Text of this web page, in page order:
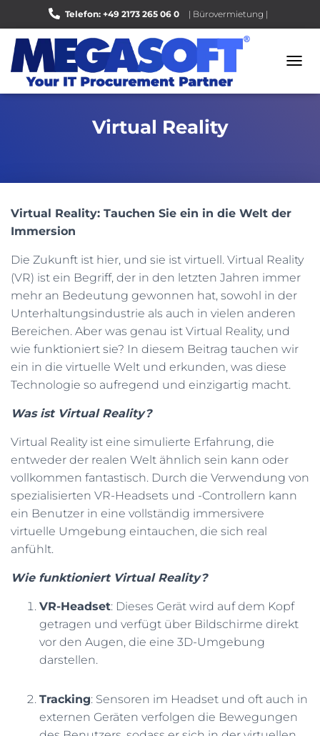
Telefon: +49 2173 265 06 0 | Bürovermietung |
Bewerten Sie uns auf Google |
O
H
A
T
E
Virtual Reality
Virtual Reality: Tauchen Sie ein in die Welt der
Immersion
Die Zukunft ist hier, und sie ist virtuell. Virtual Reality
(VR) ist ein Begriff, der in den letzten Jahren immer
mehr an Bedeutung gewonnen hat, sowohl in der
Unterhaltungsindustrie als auch in vielen anderen
Bereichen. Aber was genau ist Virtual Reality, und
wie funktioniert sie? In diesem Beitrag tauchen wir
ein in die virtuelle Welt und erkunden, was diese
Technologie so aufregend und einzigartig macht.
Was ist Virtual Reality?
Virtual Reality ist eine simulierte Erfahrung, die
entweder der realen Welt ähnlich sein kann oder
vollkommen fantastisch. Durch die Verwendung von
spezialisierten VR-Headsets und -Controllern kann
ein Benutzer in eine vollständig immersivere
virtuelle Umgebung eintauchen, die sich real
anfühlt.
Wie funktioniert Virtual Reality?
VR-Headset: Dieses Gerät wird auf dem Kopf
getragen und verfügt über Bildschirme direkt
vor den Augen, die eine 3D-Umgebung
darstellen.
Tracking: Sensoren im Headset und oft auch in
externen Geräten verfolgen die Bewegungen